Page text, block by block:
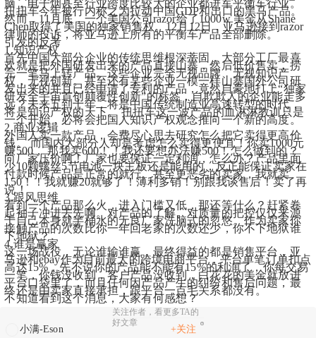
脑，电子烟甚至行业跨度比较大的企业都进军平衡车行业。
扭扭车今年被行内称之为拉动中国GDP和出口的黑马产品。
然而，11月底，一个美国公司razor给了1000w 美金从Shane
Chen取得了美国的独家销售权。12月12日，亚马逊接到razor
律师的投诉，将亚马逊上所有的平衡车产品全部删除。
引发的反考
1.知识产权
首先中国大部分企业的传统思维根深蒂固，大部分工厂最喜
欢就是把外国研发出来的产品直接山寨，然后低价售卖，捞
完一笔马上转产品。这些企业完全无视品牌、无视知识产
权，无视创新。甚至还有某些企业一模一样山寨国外公司研
发出来的并且已经申请了专利的产品，竟然自豪地打上“独家
研发全宇宙首创颠覆性创新”的标签，自欺欺人的企业能走多
远？未来五到十年，将是中国传统制造业高速转型的时代，
将是知识产权的天下。 扭扭车这一波产品的血淋淋教训只是
一个开始，必将会把国人知识产权观念推向一个新的高度。
2.商业逻辑
外国人卖一款产品，会费尽心思去研究怎么把它卖得更高价
钱。 而国内大部分人却是考虑怎么卖得更便宜！你卖1000元
赚500， 那我卖600！！我还要想办法赚500！怎么做到的？
向厂家压价啊！厂家也要保证一定利润，怎么办？产品里面
少10颗螺丝5节电池一块主板还是能用的，反正能保证卖家在
付款时候产品是正常的就行。甚至更恶劣的卖家，我就卖
150！！我就赚20就够了！薄利多销！别跟我谈售后！卖了再
说！
3.跟风思维
看到一个产品那么火，进入门槛又低，那还等什么？赶紧卷
起袖子冲进去先啊。对产品的了解、对质量的把控仅仅来源
于自己本身就半桶水的无良厂家洗脑式的忽悠。作为卖家你
接触产品的次数比你一年回老家的次数还少，你不下地狱谁
下地狱？
4.谁是赢家
这一场战役，无论谁输谁赢，最终得益的都是销售平台，亚
马逊和ebay作为目前最大的跨境电商平台，平台单笔订单扣点
高达15%，先不说你的产品能不能有15%的利润了，你每交易
一笔，你钱没收到，客户产品没收到，白花花的美金就放进
平台口袋里了，而且任何因产品产生的纠纷和售后问题，最
终还是由卖家直接承担，跟平台一点毛关系都没有。
不知道看到这个消息，大家有何感想？
关注作者，看更多TA的
好文章
小满-Eson +关注